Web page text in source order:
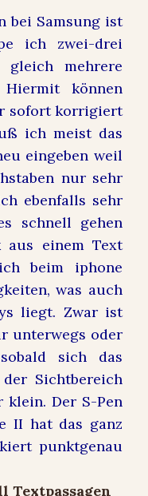
bei Samsung ist
ich zwei-drei
gleich mehrere
Hiermit können
sofort korrigiert
ich meist das
eingeben weil
nur sehr
ebenfalls sehr
schnell gehen
einem Text
beim iphone
was auch
liegt. Zwar ist
unterwegs oder
sich das
Sichtbereich
klein. Der S-Pen
II hat das ganz
punktgenau